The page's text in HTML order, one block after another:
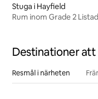
Stuga i Hayfield
Rum inom Grade 2
Destinationer
Resmål i närheten